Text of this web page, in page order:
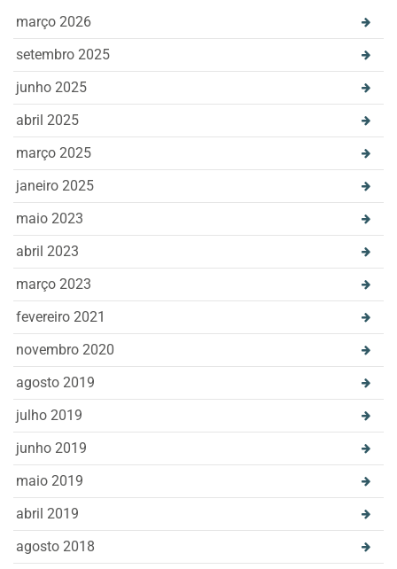
março 2026
setembro 2025
junho 2025
abril 2025
março 2025
janeiro 2025
maio 2023
abril 2023
março 2023
fevereiro 2021
novembro 2020
agosto 2019
julho 2019
junho 2019
maio 2019
abril 2019
agosto 2018